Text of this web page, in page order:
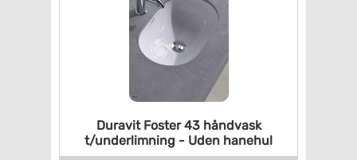
Duravit Foster 43 håndvask
t/underlimning - Uden hanehul